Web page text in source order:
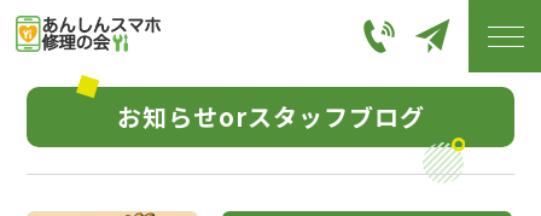
お知らせorスタッフブログ